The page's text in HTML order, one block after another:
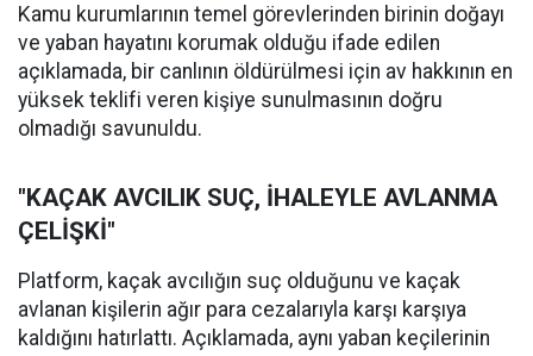
Kamu kurumlarının temel görevlerinden birinin doğayı
ve yaban hayatını korumak olduğu ifade edilen
açıklamada, bir canlının öldürülmesi için av hakkının en
yüksek teklifi veren kişiye sunulmasının doğru
olmadığı savunuldu.
"KAÇAK AVCILIK SUÇ, İHALEYLE AVLANMA
ÇELİŞKİ"
Platform, kaçak avcılığın suç olduğunu ve kaçak
avlanan kişilerin ağır para cezalarıyla karşı karşıya
kaldığını hatırlattı. Açıklamada, aynı yaban keçilerinin